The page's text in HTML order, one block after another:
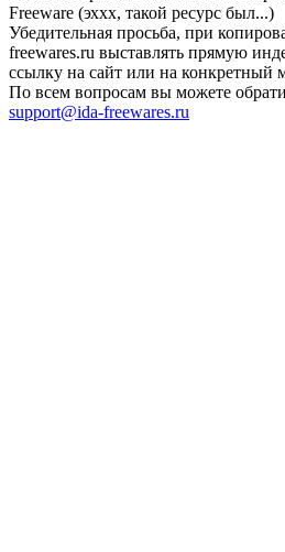
Freeware (эххх, такой ресурс был...)
Убедительная просьба, при
freewares.ru выставлять прямую
ссылку на сайт или на конкретный
По всем вопросам вы можете
support@ida-freewares.ru